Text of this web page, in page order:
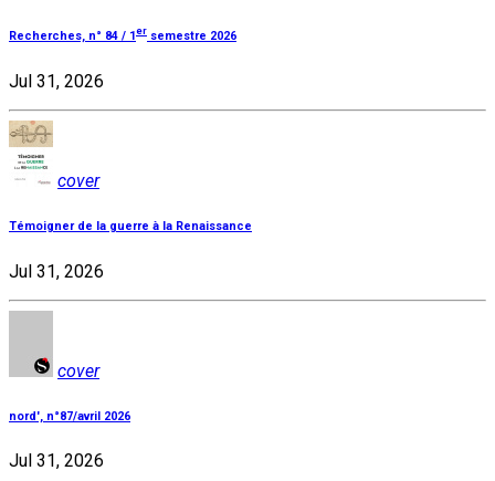
Recherches, n° 84 / 1er semestre 2026
Jul 31, 2026
cover
Témoigner de la guerre à la Renaissance
Jul 31, 2026
cover
nord', n°87/avril 2026
Jul 31, 2026